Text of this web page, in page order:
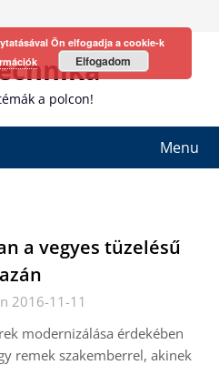
a polcon!
Menu
a vegyes tüzelésű
2016-11-11
modernizálása érdekében
remek szakemberrel, akinek
Ön elfogadja a cookie-k
Elfogadom